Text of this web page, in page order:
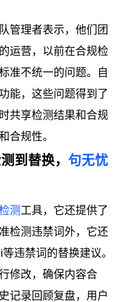
管理者表示，他们团
运营，以前在合规检
准不统一的问题。自
能，这些问题得到了
共享检测结果和合规
合规性。
到替换， 句无忧
测工具，它还提供了
检测违禁词外，它还
违禁词的替换建议。
修改，确保内容合
记录回顾复盘，用户